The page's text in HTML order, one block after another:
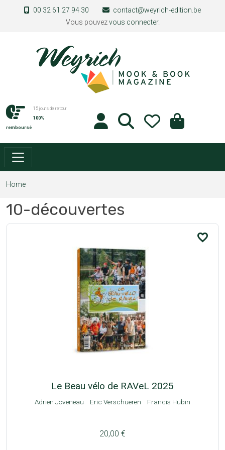
Skip to main content
00 32 61 27 94 30
contact@weyrich-edition.be
Vous pouvezvous connecter.
15 jours de retour
100%
remboursé
Home
10-découvertes
favorite_border
Le Beau vélo de RAVeL 2025
Adrien Joveneau Eric Verschueren Francis Hubin
20,00 €